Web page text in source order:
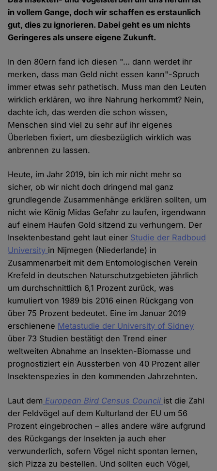
in vollem Gange, doch wir schaffen es erstaunlich
gut, dies zu ignorieren. Dabei geht es um nichts
Geringeres als unsere eigene Zukunft.
In den 80ern fand ich diesen "… dann werdet ihr
merken, dass man Geld nicht essen kann"-Spruch
immer etwas sehr pathetisch. Muss man den Leuten
wirklich erklären, wo ihre Nahrung herkommt? Nein,
dachte ich, das werden die schon wissen,
Menschen sind viel zu sehr auf ihr eigenes
Überleben fixiert, um diesbezüglich wirklich was
anbrennen zu lassen.
Heute, im Jahr 2019, bin ich mir nicht mehr so
sicher, ob wir nicht doch dringend mal ganz
grundlegende Zusammenhänge erklären sollten, um
nicht wie König Midas Gefahr zu laufen, irgendwann
auf einem Haufen Gold sitzend zu verhungern. Der
Insektenbestand geht laut einer Studie der Radboud
University in Nijmegen (Niederlande) in
Zusammenarbeit mit dem Entomologischen Verein
Krefeld in deutschen Naturschutzgebieten jährlich
um durchschnittlich 6,1 Prozent zurück, was
kumuliert von 1989 bis 2016 einen Rückgang von
über 75 Prozent bedeutet. Eine im Januar 2019
erschienene Metastudie der University of Sidney
über 73 Studien bestätigt den Trend einer
weltweiten Abnahme an Insekten-Biomasse und
prognostiziert ein Aussterben von 40 Prozent aller
Insektenspezies in den kommenden Jahrzehnten.
Laut dem European Bird Census Council ist die Zahl
der Feldvögel auf dem Kulturland der EU um 56
Prozent eingebrochen – alles andere wäre aufgrund
des Rückgangs der Insekten ja auch eher
verwunderlich, sofern Vögel nicht spontan lernen,
sich Pizza zu bestellen. Und sollten euch Vögel,